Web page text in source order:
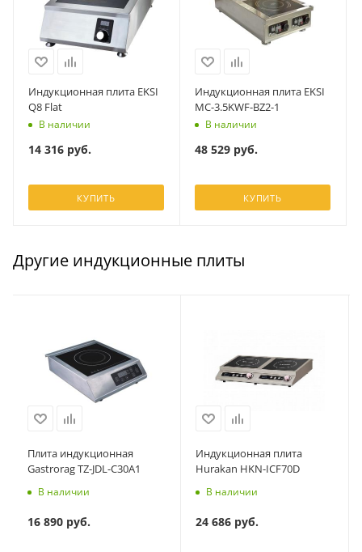
Индукционная плита EKSI
Q8 Flat
В наличии
14 316 руб.
КУПИТЬ
Индукционная плита EKSI
MC-3.5KWF-BZ2-1
В наличии
48 529 руб.
КУПИТЬ
Другие индукционные плиты
Плита индукционная
Gastrorag TZ-JDL-C30A1
В наличии
16 890руб.
Индукционная плита
Hurakan HKN-ICF70D
В наличии
24 686руб.